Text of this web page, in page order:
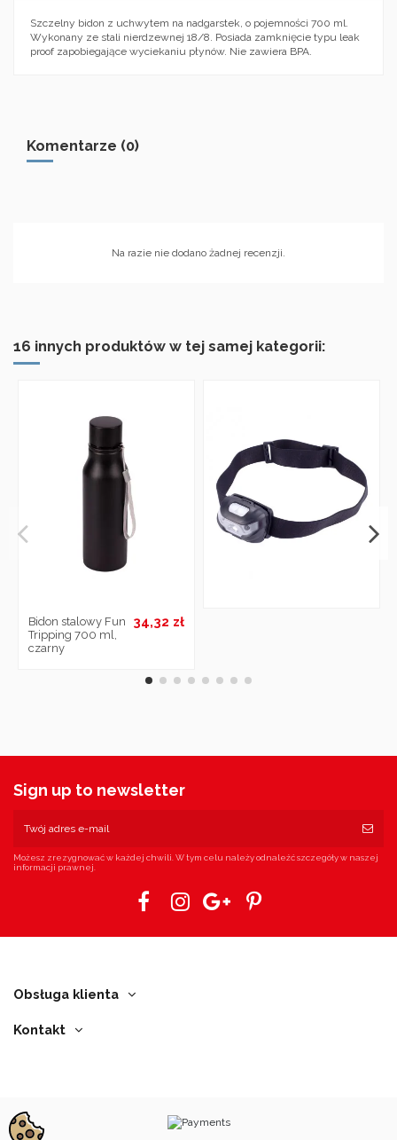
Szczelny bidon z uchwytem na nadgarstek, o pojemności 700 ml.
Wykonany ze stali nierdzewnej 18/8. Posiada zamknięcie typu leak
proof zapobiegające wyciekaniu płynów. Nie zawiera BPA.
Komentarze (0)
Na razie nie dodano żadnej recenzji.
16 innych produktów w tej samej kategorii:
Bidon stalowy Fun
Tripping 700 ml,
czarny
34,32 zł
Sign up to newsletter
Możesz zrezygnować w każdej chwili. W tym celu należy odnaleźć szczegóły w naszej
informacji prawnej.
Obsługa klienta
Kontakt